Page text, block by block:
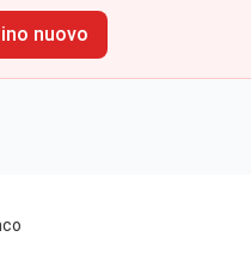
nuovo